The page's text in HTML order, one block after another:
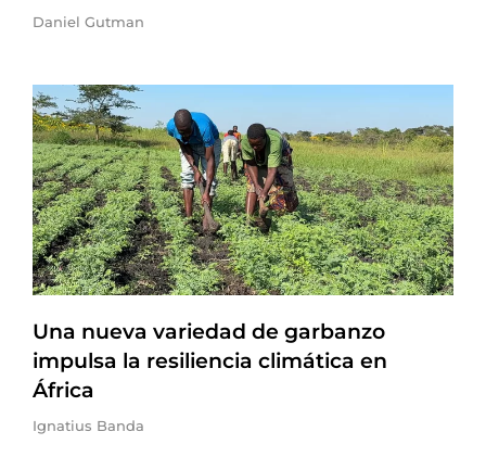
Daniel Gutman
Una nueva variedad de garbanzo
impulsa la resiliencia climática en
África
Ignatius Banda